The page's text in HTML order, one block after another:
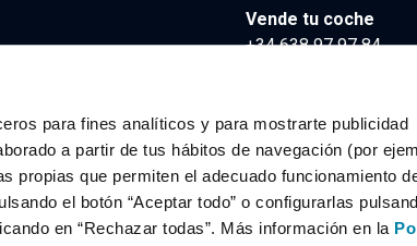
para fines analíticos y para mostrarte publicidad
a partir de tus hábitos de navegación (por
propias que permiten el adecuado funcionamiento
el botón “Aceptar todo” o configurarlas
en “Rechazar todas”. Más información en la
Vende tu coche
+34 638 97 97 84
reservados.